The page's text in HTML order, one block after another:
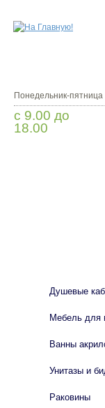
Понедельник-пятница
с 9.00 до
18.00
Душевые
Мебель для
Ванны
Унитазы и
Раковины